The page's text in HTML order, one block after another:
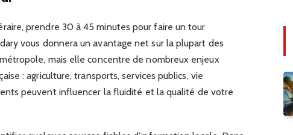
prendre 30 à 45 minutes pour faire un tour
vous donnera un avantage net sur la plupart des
mais elle concentre de nombreux enjeux
: agriculture, transports, services publics, vie
peuvent influencer la fluidité et la qualité de votre